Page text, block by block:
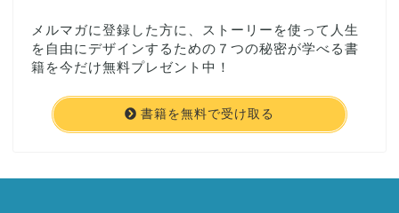
メルマガに登録した方に、ストーリーを使って人生
を自由にデザインするための７つの秘密が学べる書
籍を今だけ無料プレゼント中！
書籍を無料で受け取る